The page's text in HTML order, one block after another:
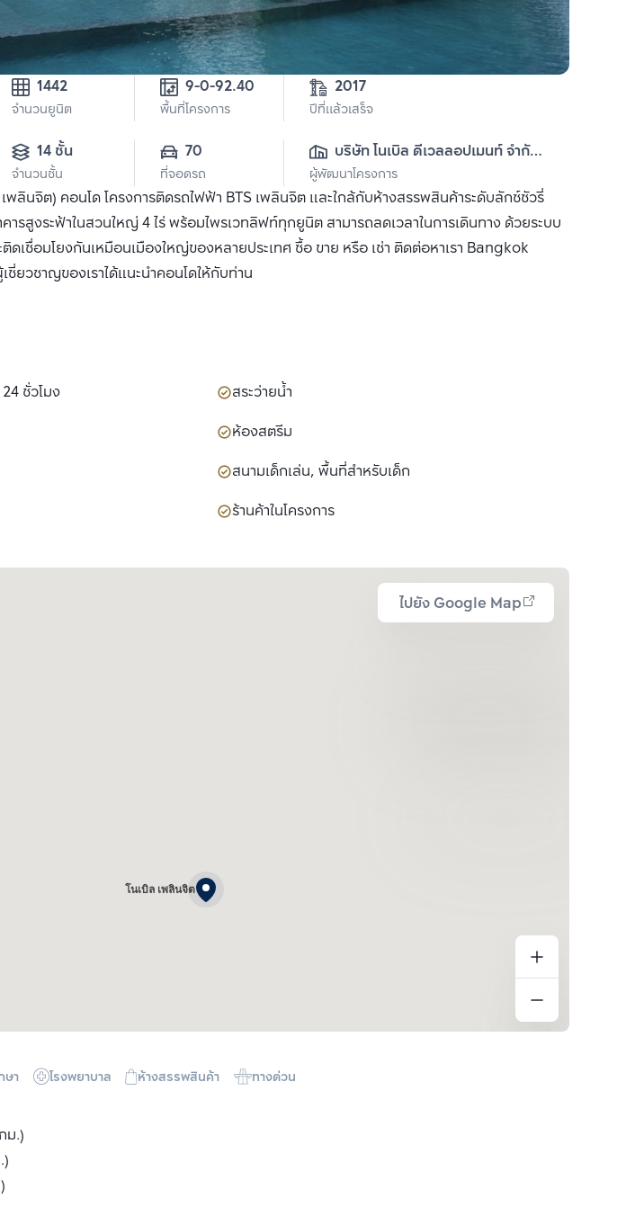
1442
จำนวนยูนิต พื้นที่โครงการ
2017
ปีที่แล้วเสร็จ
14 ชั้น
จำนวนชั้น
70
ที่จอดรถ
บริษัท โนเบิล ดีเวลลอปเมนท์ จำกัด
(มหาชน)
ผู้พัฒนาโครงการ
ลินจิต) คอนโด โครงการติดรถไฟฟ้า BTS เพลินจิต และใกล้กับห้างสรรพสินค้าระดับลักซ์ซัวรี่
ารสูงระฟ้าในสวนใหญ่ 4 ไร่ พร้อมไพรเวทลิฟท์ทุกยูนิต สามารถลดเวลาในการเดินทาง ด้วยระบบ
เชื่อมโยงกันเหมือนเมืองใหญ่ของหลายประเทศ ซื้อ ขาย หรือ เช่า ติดต่อหาเรา Bangkok
ยวชาญของเราได้แนะนำคอนโดให้กับท่าน
ชั่วโมง
สระว่ายน้ำ
ห้องสตรีม
สนามเด็กเล่น, พื้นที่สำหรับเด็ก
ร้านค้าในโครงการ
ไปยัง Google Map
โนเบิล เพลินจิต
ษา โรงพยาบาล ห้างสรรพสินค้า ทางด่วน
ม.)